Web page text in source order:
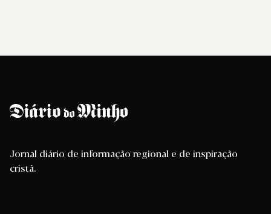
Jornal diário de informação regional e de inspiração
cristã.